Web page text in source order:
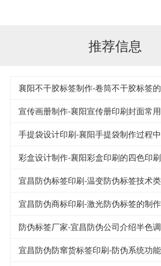
推荐信息
襄阳不干胶标签制作-卷筒不干胶标签
宣传画册制作-襄阳宣传册印刷封面常
彩盒设计制作-襄阳彩盒印刷的四色印
宜昌防伪标签印刷-温变防伪标签技术